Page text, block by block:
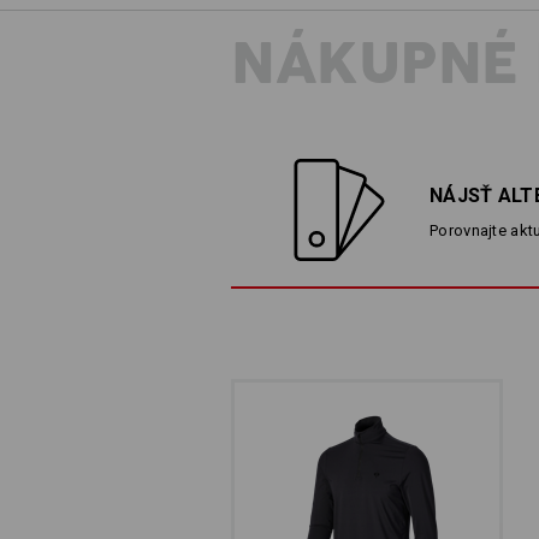
NÁKUPNÉ
NÁJSŤ
Porovnajte